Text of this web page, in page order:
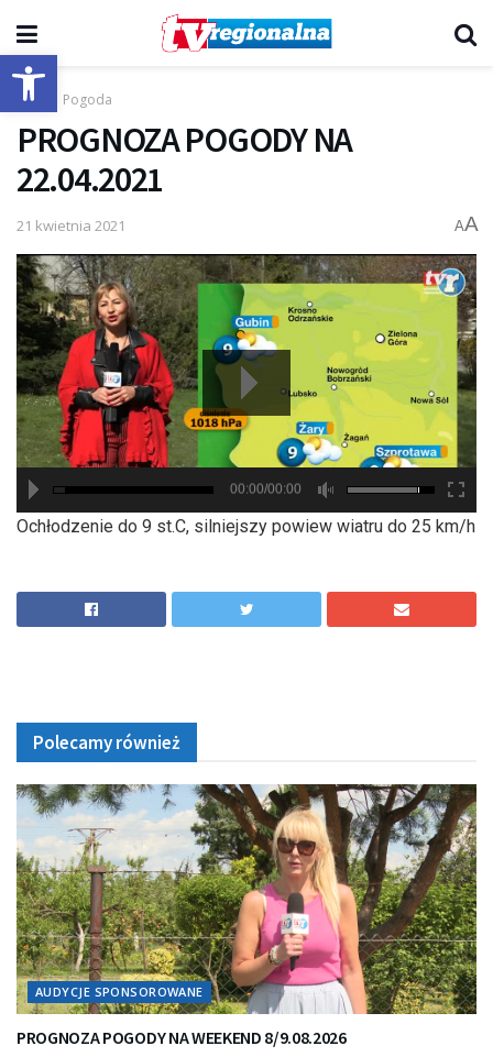
Otwórz pasek narzędzi
Start Pogoda
PROGNOZA POGODY NA
22.04.2021
21 kwietnia 2021 AA
hd2880
hd2160
hd2160
hd1440
highres
hd1080
hd720
large
medium
small
tiny
00:00/00:00
Ochłodzenie do 9 st.C, silniejszy powiew wiatru do 25 km/h
Polecamy również
AUDYCJE SPONSOROWANE
PROGNOZA POGODY NA WEEKEND 8/9.08.2026